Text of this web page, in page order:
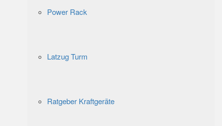
Power Rack
Latzug Turm
Ratgeber Kraftgeräte